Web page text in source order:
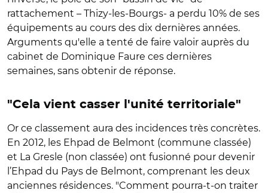
rattachement – Thizy-les-Bourgs- a perdu 10% de ses
équipements au cours des dix dernières années.
Arguments qu'elle a tenté de faire valoir auprès du
cabinet de Dominique Faure ces dernières
semaines, sans obtenir de réponse.
"Cela vient casser l'unité territoriale"
Or ce classement aura des incidences très concrètes.
En 2012, les Ehpad de Belmont (commune classée)
et La Gresle (non classée) ont fusionné pour devenir
l’Ehpad du Pays de Belmont, comprenant les deux
anciennes résidences. "Comment pourra-t-on traiter